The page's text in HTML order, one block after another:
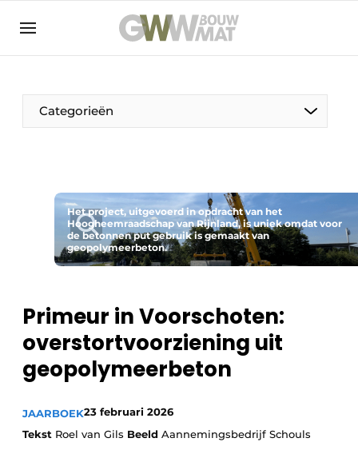
NL EN
Categorieën
De Pen
Vrouw in de bouw
Het project, uitgevoerd in opdracht van het
Hoogheemraadschap van Rijnland, is uniek omdat voor
de betonnen put gebruik is gemaakt van
geopolymeerbeton.
Primeur in Voorschoten:
overstortvoorziening uit
geopolymeerbeton
JAARBOEK23 februari 2026
Tekst Roel van Gils Beeld Aannemingsbedrijf Schouls